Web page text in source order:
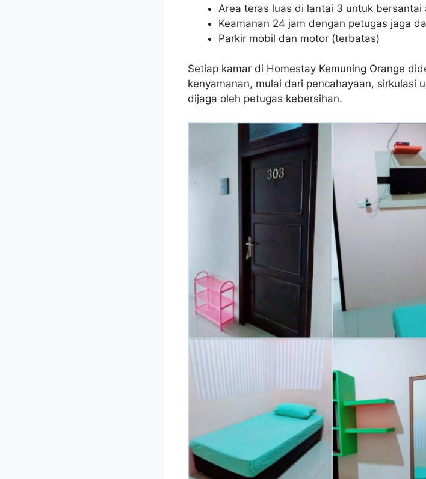
Area teras luas di lantai 3 untuk bersantai
Keamanan 24 jam dengan petugas jaga
Parkir mobil dan motor (terbatas)
Setiap kamar di Homestay Kemuning Orange
kenyamanan, mulai dari pencahayaan, sirkulasi
dijaga oleh petugas kebersihan.